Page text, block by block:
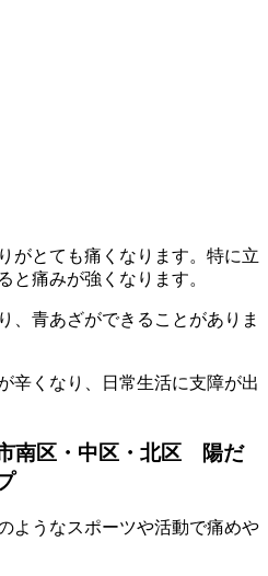
がとても痛くなります。特に立
と痛みが強くなります。
、青あざができることがありま
辛くなり、日常生活に支障が出
南区・中区・北区 陽だ
ようなスポーツや活動で痛めや